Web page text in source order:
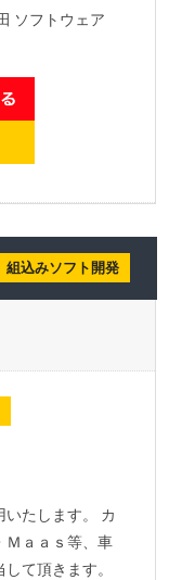
ソフトウェア
組込みソフト開発
たします。 カ
Ｍａａｓ等、車
て頂きます。